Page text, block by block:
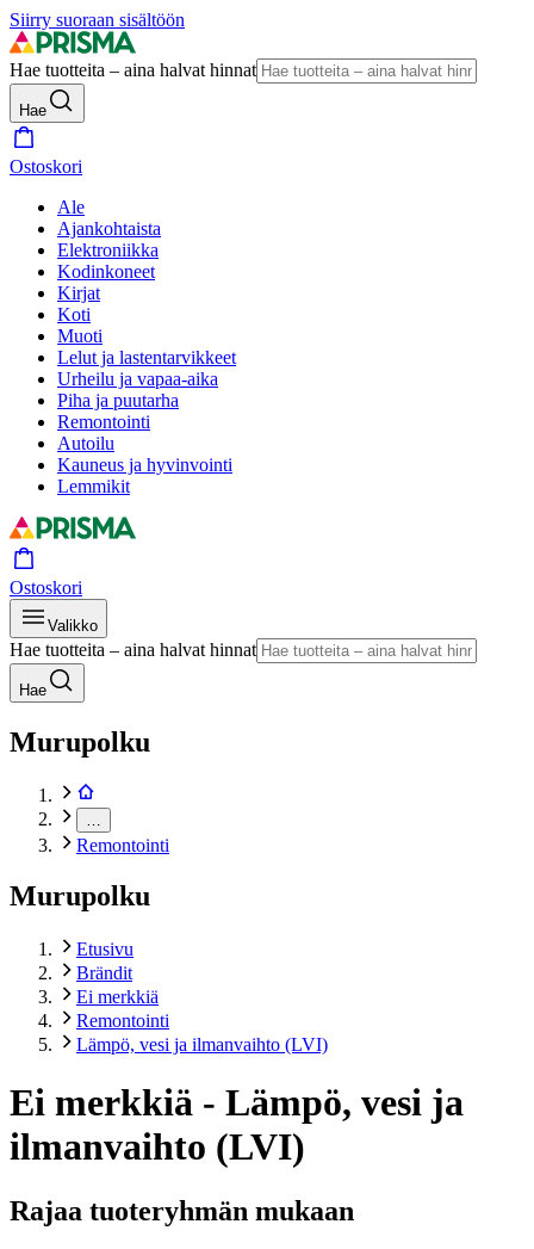
Siirry suoraan sisältöön
Hae tuotteita – aina halvat hinnat
Hae
Ostoskori
Ale
Ajankohtaista
Elektroniikka
Kodinkoneet
Kirjat
Koti
Muoti
Lelut ja lastentarvikkeet
Urheilu ja vapaa-aika
Piha ja puutarha
Remontointi
Autoilu
Kauneus ja hyvinvointi
Lemmikit
Ostoskori
Valikko
Hae tuotteita – aina halvat hinnat
Hae
Murupolku
Remontointi
Murupolku
Etusivu
Brändit
Ei merkkiä
Remontointi
Lämpö, vesi ja ilmanvaihto (LVI)
Ei merkkiä - Lämpö, vesi ja
ilmanvaihto (LVI)
Rajaa tuoteryhmän mukaan